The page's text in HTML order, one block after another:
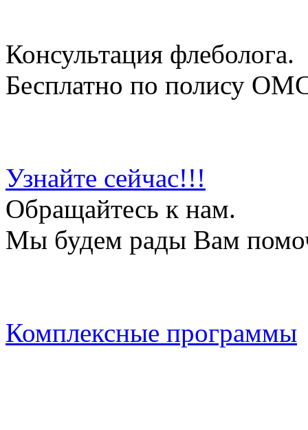
Консультация флеболога.
Бесплатно по полису
Узнайте сейчас!!!
Обращайтесь к нам.
Мы будем рады Вам
Комплексные программы